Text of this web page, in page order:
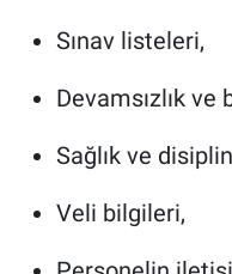
Sınav listeleri,
Devamsızlık ve
Sağlık ve
Veli bilgileri,